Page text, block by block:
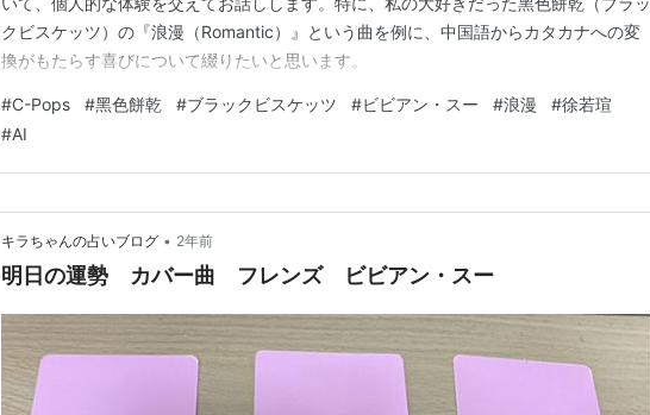
クビスケッツ）の『浪漫（Romantic）』という曲を例に、中国語からカタカナへの変
換がもたらす喜びについて綴りたいと思います。
#C-Pops #黑色餅乾 #ブラックビスケッツ #ビビアン・スー #浪漫 #徐若瑄
#AI
キラちゃんの占いブログ • 2年前
明日の運勢 カバー曲 フレンズ ビビアン・スー